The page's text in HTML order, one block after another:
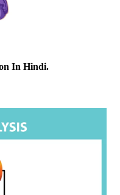
In Hindi.